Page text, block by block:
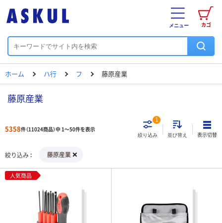
カゴ
メニュー
ホーム ハ行 フ 藤原産業
藤原産業
5358件（11024商品）中 1～50件を表示
絞り込み
1
並び替え 表示切替
絞り込み 藤原産業
人気商品